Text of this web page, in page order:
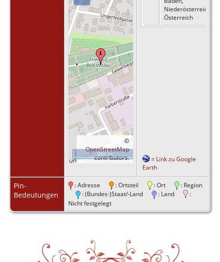
©
OpenStreetMap
contributors.
200 m
Niederösterreich,
Österreich
= Link zu Google
Earth
Pin-
Bedeutungen
: Adresse : Ortsteil : Ort
: Region
: (Bundes-)Staat/-Land
: Land
:
Nicht festgelegt